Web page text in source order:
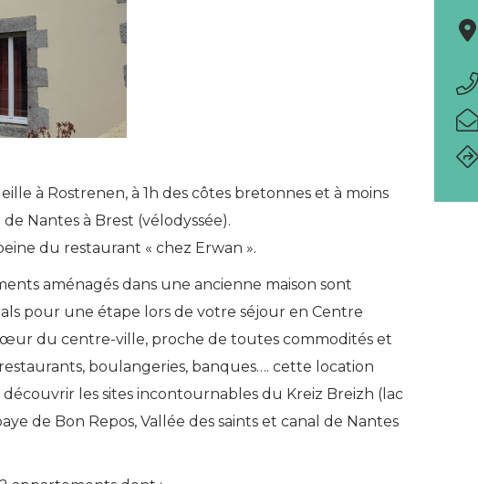
à Rostrenen, à 1h des côtes bretonnes et à moins
Nantes à Brest (vélodyssée).
du restaurant « chez Erwan ».
aménagés dans une ancienne maison sont
pour une étape lors de votre séjour en Centre
du centre-ville, proche de toutes commodités et
boulangeries, banques…. cette location
les sites incontournables du Kreiz Breizh (lac
de Bon Repos, Vallée des saints et canal de Nantes